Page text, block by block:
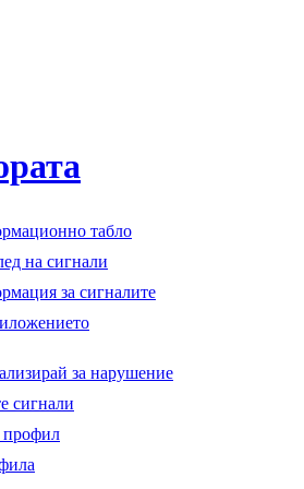
табло
на сигнали
за сигналите
за нарушение
сигнали